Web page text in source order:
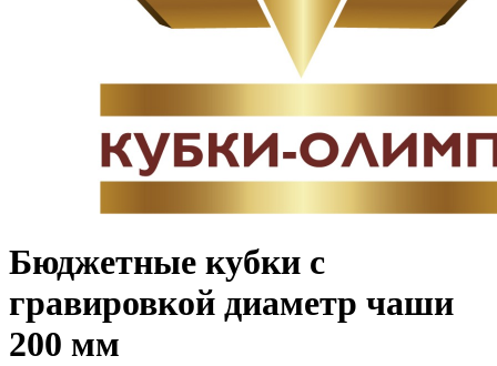
Бюджетные кубки с
гравировкой диаметр чаши
200 мм